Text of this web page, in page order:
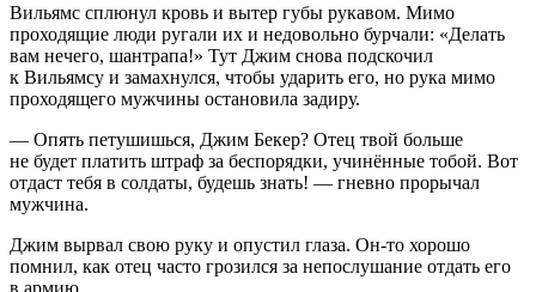
Вильямс сплюнул кровь и вытер губы рукавом. Мимо
проходящие люди ругали их и недовольно бурчали: «Делать
вам нечего, шантрапа!» Тут Джим снова подскочил
к Вильямсу и замахнулся, чтобы ударить его, но рука мимо
проходящего мужчины остановила задиру.
— Опять петушишься, Джим Бекер? Отец твой больше
не будет платить штраф за беспорядки, учинённые тобой. Вот
отдаст тебя в солдаты, будешь знать! — гневно прорычал
мужчина.
Джим вырвал свою руку и опустил глаза. Он-то хорошо
помнил, как отец часто грозился за непослушание отдать его
в армию.